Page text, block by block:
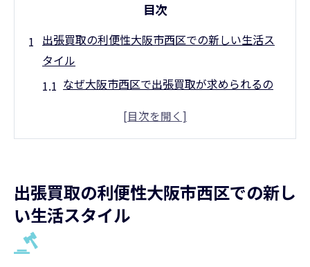
目次
出張買取の利便性大阪市西区での新しい生活ス
タイル
なぜ大阪市西区で出張買取が求められるの
忙しい生活に合わせた出張買取の活用法
現代人に適した買取サービスの選び方
大阪市西区のライフスタイルと出張買取の
出張買取の利便性大阪市西区での新し
い生活スタイル